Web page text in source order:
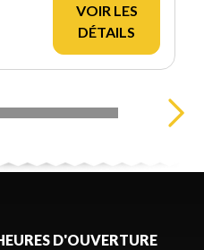
VOIR LES
DÉTAILS
D'OUVERTURE